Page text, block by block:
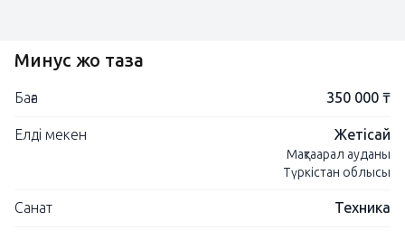
Минус жоқ таза
Баға 350 000 ₸
Елді мекен Жетісай
Мақтаарал ауданы
Түркістан облысы
Санат Техника